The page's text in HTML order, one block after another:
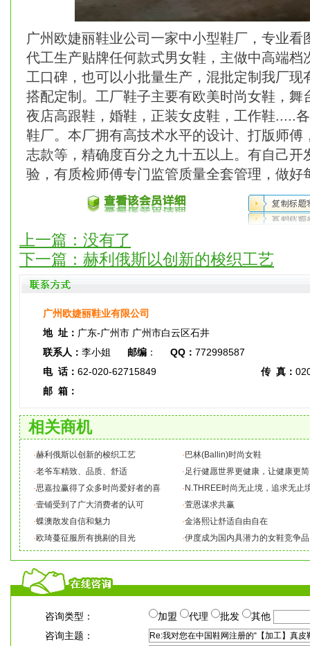
广州欧婕丽鞋业公司一家中小型鞋厂，专业看
代工生产贴牌任何款式男女鞋，主做中高端档
工口碑，也可以小批量生产，混批定制我厂现
搭配定制。工厂鞋子主要有欧美时尚女鞋，舞
夜店高跟鞋，婚鞋，正装女皮鞋，工作鞋.....
鞋厂。本厂拥有高技术水平的设计、打版师傅
志款等，精确度百分之九十五以上。有自己开
验，有质检师傅专门监管质量全套管理，做好
上一篇：没有了
下一篇： 赫利俄斯以创新的梭织工艺
广州欧婕丽鞋业有限公司
地 址： 广东-广州市 广州市白云区石井
联系人： 李小姐 邮编 ： QQ： 772998587
电 话： 62-020-62715849 传 真：
邮 箱：
相关商机
·赫利俄斯以创新的梭织工艺 · 巴林(Ballin)时尚女鞋
·老爷车精致、品质、舒适 ·足行健愿世界更健康，让健康更简
·思嘉拉赢得了众多时尚爱好者的喜 · N.THREE时尚无止境，追求无止
·壹铺受到了广大消费者的认可 ·萱恩谋求共赢
·蝶澳散发自信和魅力 ·金洛熙让舒适自由自在
·欧琦蔓征服所有挑剔的目光 ·伊度成为国内具潜力的女鞋竞争品
咨询类型： 加盟 代理 批发
其他
咨询主题：